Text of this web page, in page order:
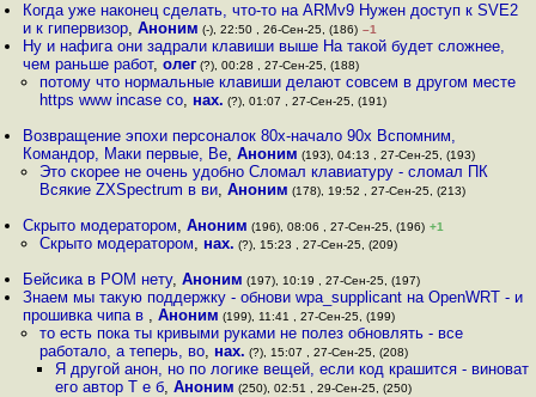
Когда уже наконец сделать, что-то на ARMv9 Нужен доступ к SVE2
и к гипервизор,Аноним (-), 22:50 , 26-Сен-25, (186) –1
Ну и нафига они задрали клавиши выше На такой будет сложнее,
чем раньше работ,олег (?), 00:28 , 27-Сен-25, (188)
потому что нормальные клавиши делают совсем в другом месте
https www incase co, нах. (?), 01:07 , 27-Сен-25, (191)
Возвращение эпохи персоналок 80х-начало 90х Вспомним,
Командор, Маки первые, Ве,Аноним (193), 04:13 , 27-Сен-25, (193)
Это скорее не очень удобно Сломал клавиатуру - сломал ПК
Всякие ZXSpectrum в ви, Аноним (178), 19:52 , 27-Сен-25, (213)
Скрыто модератором,Аноним (196), 08:06 , 27-Сен-25, (196) +1
Скрыто модератором, нах. (?), 15:23 , 27-Сен-25, (209)
Бейсика в РОМ нету,Аноним (197), 10:19 , 27-Сен-25, (197)
Знаем мы такую поддержку - обнови wpa_supplicant на OpenWRT - и
прошивка чипа в ,Аноним (199), 11:41 , 27-Сен-25, (199)
то есть пока ты кривыми руками не полез обновлять - все
работало, а теперь, во, нах. (?), 15:07 , 27-Сен-25, (208)
Я другой анон, но по логике вещей, если код крашится - виноват
его автор Т е б, Аноним (250), 02:51 , 29-Сен-25, (250)